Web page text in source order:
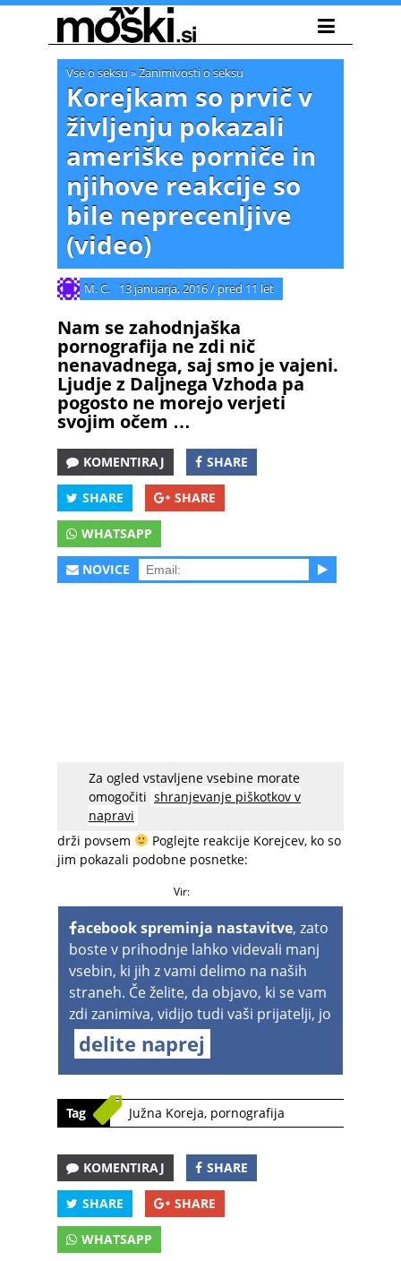
Vse o seksu »Zanimivosti o seksu
Korejkam so prvič v
življenju pokazali
ameriške porniče in
njihove reakcije so
bile neprecenljive
(video)
M. C. 13 januarja, 2016/ pred 11 let
Nam se zahodnjaška
pornografija ne zdi nič
nenavadnega, saj smo je vajeni.
Ljudje z Daljnega Vzhoda pa
pogosto ne morejo verjeti
svojim očem …
KOMENTIRAJ SHARE
SHARE SHARE
WHATSAPP
NOVICE
Za ogled vstavljene vsebine morate
omogočiti shranjevanje piškotkov v
napravi
Če so korejske punce pač bolj sramežljive, so
pa fantje zagotovo bolj navajeni na
zahodnjaško pornografijo, boste rekli. Pa ne
drži povsem
Poglejte reakcije Korejcev, ko so
jim pokazali podobne posnetke:
Vir:
acebook spreminja nastavitve, zato
boste v prihodnje lahko videvali manj
vsebin, ki jih z vami delimo na naših
straneh. Če želite, da objavo, ki se vam
zdi zanimiva, vidijo tudi vaši prijatelji, jo
delite naprej
Tag Južna Koreja, pornografija
KOMENTIRAJ SHARE
SHARE SHARE
WHATSAPP